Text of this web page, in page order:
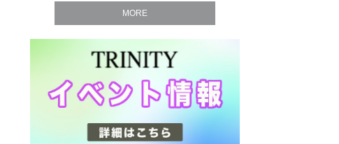
MORE